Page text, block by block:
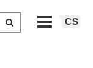
CS